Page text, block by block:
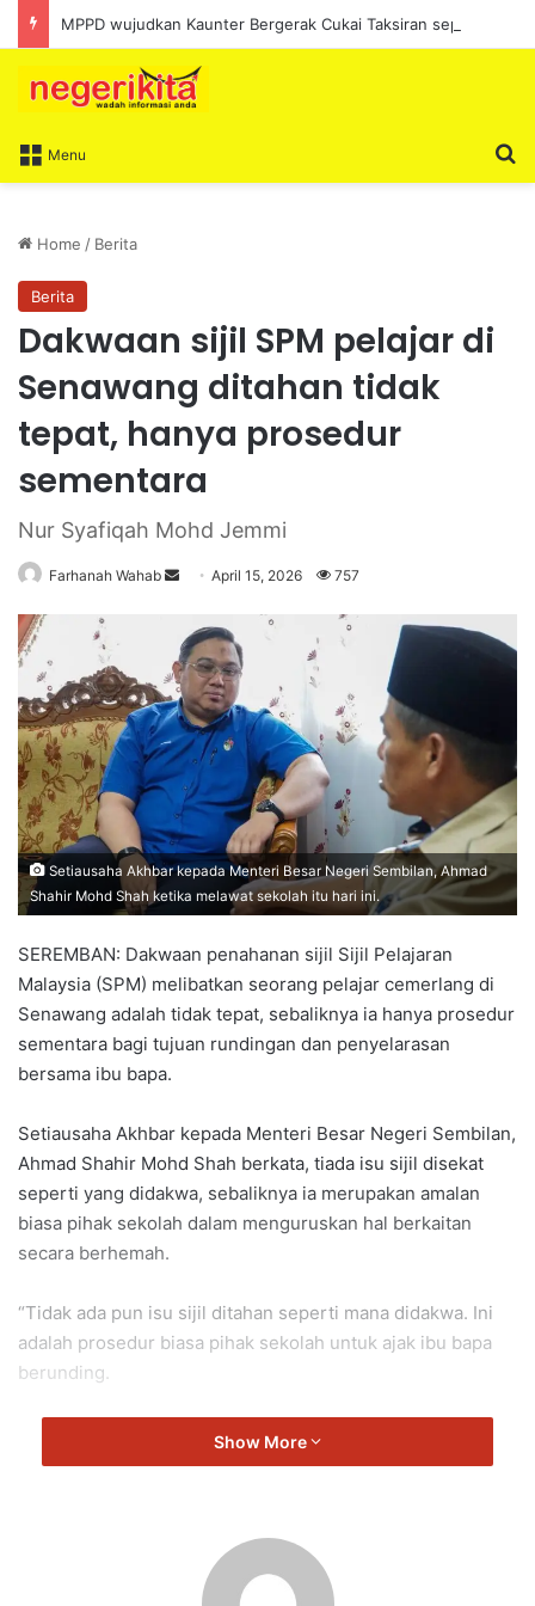
Menu
Home / Berita
Berita
Dakwaan sijil SPM pelajar di
Senawang ditahan tidak
tepat, hanya prosedur
sementara
Nur Syafiqah Mohd Jemmi
Farhanah Wahab
d
a
n
e
m
a
i
l
April 15, 2026 757
Setiausaha Akhbar kepada Menteri Besar Negeri Sembilan, Ahmad
Shahir Mohd Shah ketika melawat sekolah itu hari ini.
SEREMBAN: Dakwaan penahanan sijil Sijil Pelajaran
Malaysia (SPM) melibatkan seorang pelajar cemerlang di
Senawang adalah tidak tepat, sebaliknya ia hanya prosedur
sementara bagi tujuan rundingan dan penyelarasan
bersama ibu bapa.
Setiausaha Akhbar kepada Menteri Besar Negeri Sembilan,
Ahmad Shahir Mohd Shah berkata, tiada isu sijil disekat
seperti yang didakwa, sebaliknya ia merupakan amalan
biasa pihak sekolah dalam menguruskan hal berkaitan
secara berhemah.
“Tidak ada pun isu sijil ditahan seperti mana didakwa. Ini
adalah prosedur biasa pihak sekolah untuk ajak ibu bapa
berunding.
“Ia melibatkan budi bicara antara pihak sekolah, Persatuan
Ibu Bapa dan Guru (PIBG) serta ibu bapa sendiri,” katanya
Beliau menegaskan, tuduhan kononnya pihak sekolah
menyekat sijil adalah melampau dan tidak wajar,
Show More